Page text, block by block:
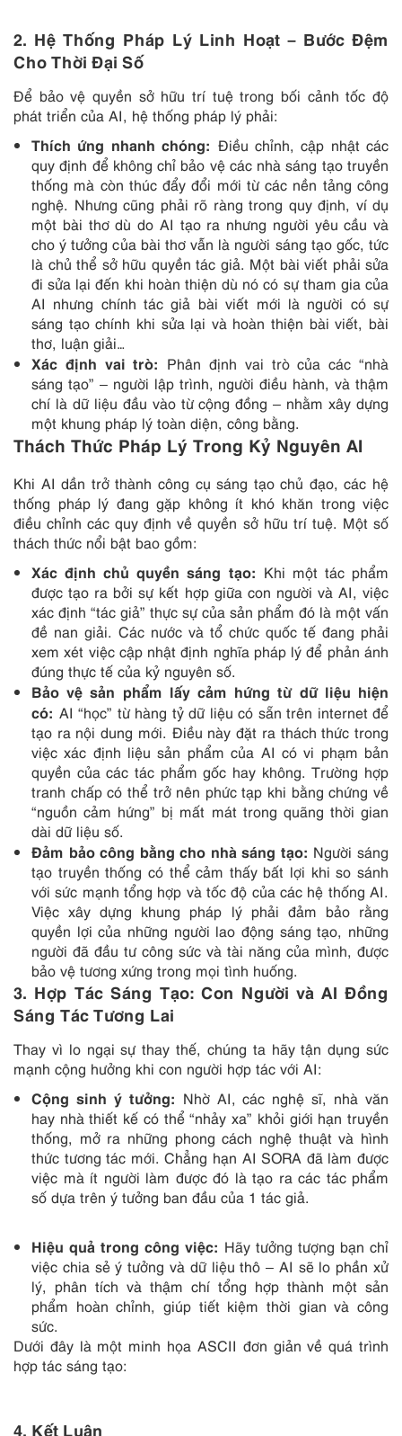
2. Hệ Thống Pháp Lý Linh Hoạt – Bước Đệm
Cho Thời Đại Số
Để bảo vệ quyền sở hữu trí tuệ trong bối cảnh tốc độ
phát triển của AI, hệ thống pháp lý phải:
Thích ứng nhanh chóng: Điều chỉnh, cập nhật các
quy định để không chỉ bảo vệ các nhà sáng tạo truyền
thống mà còn thúc đẩy đổi mới từ các nền tảng công
nghệ. Nhưng cũng phải rõ ràng trong quy định, ví dụ
một bài thơ dù do AI tạo ra nhưng người yêu cầu và
cho ý tưởng của bài thơ vẫn là người sáng tạo gốc, tức
là chủ thể sở hữu quyền tác giả. Một bài viết phải sửa
đi sửa lại đến khi hoàn thiện dù nó có sự tham gia của
AI nhưng chính tác giả bài viết mới là người có sự
sáng tạo chính khi sửa lại và hoàn thiện bài viết, bài
thơ, luận giải…
Xác định vai trò: Phân định vai trò của các “nhà
sáng tạo” – người lập trình, người điều hành, và thậm
chí là dữ liệu đầu vào từ cộng đồng – nhằm xây dựng
một khung pháp lý toàn diện, công bằng.
Thách Thức Pháp Lý Trong Kỷ Nguyên AI
Khi AI dần trở thành công cụ sáng tạo chủ đạo, các hệ
thống pháp lý đang gặp không ít khó khăn trong việc
điều chỉnh các quy định về quyền sở hữu trí tuệ. Một số
thách thức nổi bật bao gồm:
Xác định chủ quyền sáng tạo: Khi một tác phẩm
được tạo ra bởi sự kết hợp giữa con người và AI, việc
xác định “tác giả” thực sự của sản phẩm đó là một vấn
đề nan giải. Các nước và tổ chức quốc tế đang phải
xem xét việc cập nhật định nghĩa pháp lý để phản ánh
đúng thực tế của kỷ nguyên số.
Bảo vệ sản phẩm lấy cảm hứng từ dữ liệu hiện
có: AI “học” từ hàng tỷ dữ liệu có sẵn trên internet để
tạo ra nội dung mới. Điều này đặt ra thách thức trong
việc xác định liệu sản phẩm của AI có vi phạm bản
quyền của các tác phẩm gốc hay không. Trường hợp
tranh chấp có thể trở nên phức tạp khi bằng chứng về
“nguồn cảm hứng” bị mất mát trong quãng thời gian
dài dữ liệu số.
Đảm bảo công bằng cho nhà sáng tạo: Người sáng
tạo truyền thống có thể cảm thấy bất lợi khi so sánh
với sức mạnh tổng hợp và tốc độ của các hệ thống AI.
Việc xây dựng khung pháp lý phải đảm bảo rằng
quyền lợi của những người lao động sáng tạo, những
người đã đầu tư công sức và tài năng của mình, được
bảo vệ tương xứng trong mọi tình huống.
3. Hợp Tác Sáng Tạo: Con Người và AI Đồng
Sáng Tác Tương Lai
Thay vì lo ngại sự thay thế, chúng ta hãy tận dụng sức
mạnh cộng hưởng khi con người hợp tác với AI:
Cộng sinh ý tưởng: Nhờ AI, các nghệ sĩ, nhà văn
hay nhà thiết kế có thể “nhảy xa” khỏi giới hạn truyền
thống, mở ra những phong cách nghệ thuật và hình
thức tương tác mới. Chẳng hạn AI SORA đã làm được
việc mà ít người làm được đó là tạo ra các tác phẩm
số dựa trên ý tưởng ban đầu của 1 tác giả.
Hiệu quả trong công việc: Hãy tưởng tượng bạn chỉ
việc chia sẻ ý tưởng và dữ liệu thô – AI sẽ lo phần xử
lý, phân tích và thậm chí tổng hợp thành một sản
phẩm hoàn chỉnh, giúp tiết kiệm thời gian và công
sức.
Dưới đây là một minh họa ASCII đơn giản về quá trình
hợp tác sáng tạo:
4. Kết Luận